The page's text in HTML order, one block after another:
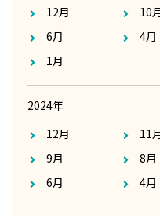
12月
10
6月
4月
1月
2024年
12月
11
9月
8月
6月
4月